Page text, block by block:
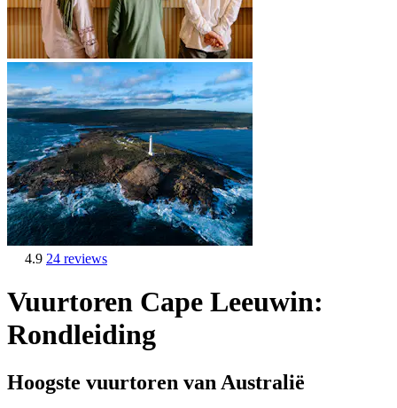
4.9 24 reviews
Vuurtoren Cape Leeuwin:
Rondleiding
Hoogste vuurtoren van Australië